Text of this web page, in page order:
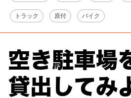
トラック 原付 バイク